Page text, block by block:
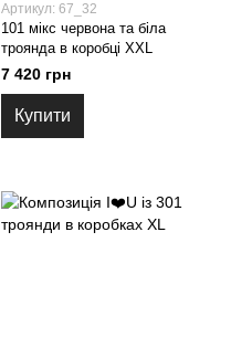
Артикул: 67_32
101 мікс червона та біла
троянда в коробці XXL
7 420 грн
Купити